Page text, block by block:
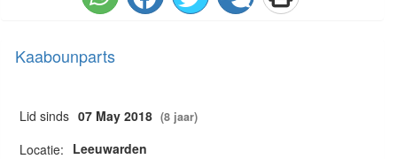
Kaabounparts
Lid sinds 07 May 2018 (8 jaar)
Locatie: Leeuwarden